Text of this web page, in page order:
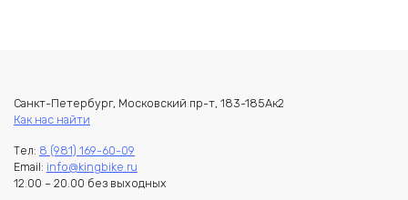
Санкт-Петербург, Московский пр-т, 183-185Ак2
Как нас найти
Тел: 8 (981) 169-60-09
Email: info@kingbike.ru
12.00 – 20.00 без выходных